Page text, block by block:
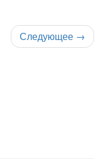
Следующее →